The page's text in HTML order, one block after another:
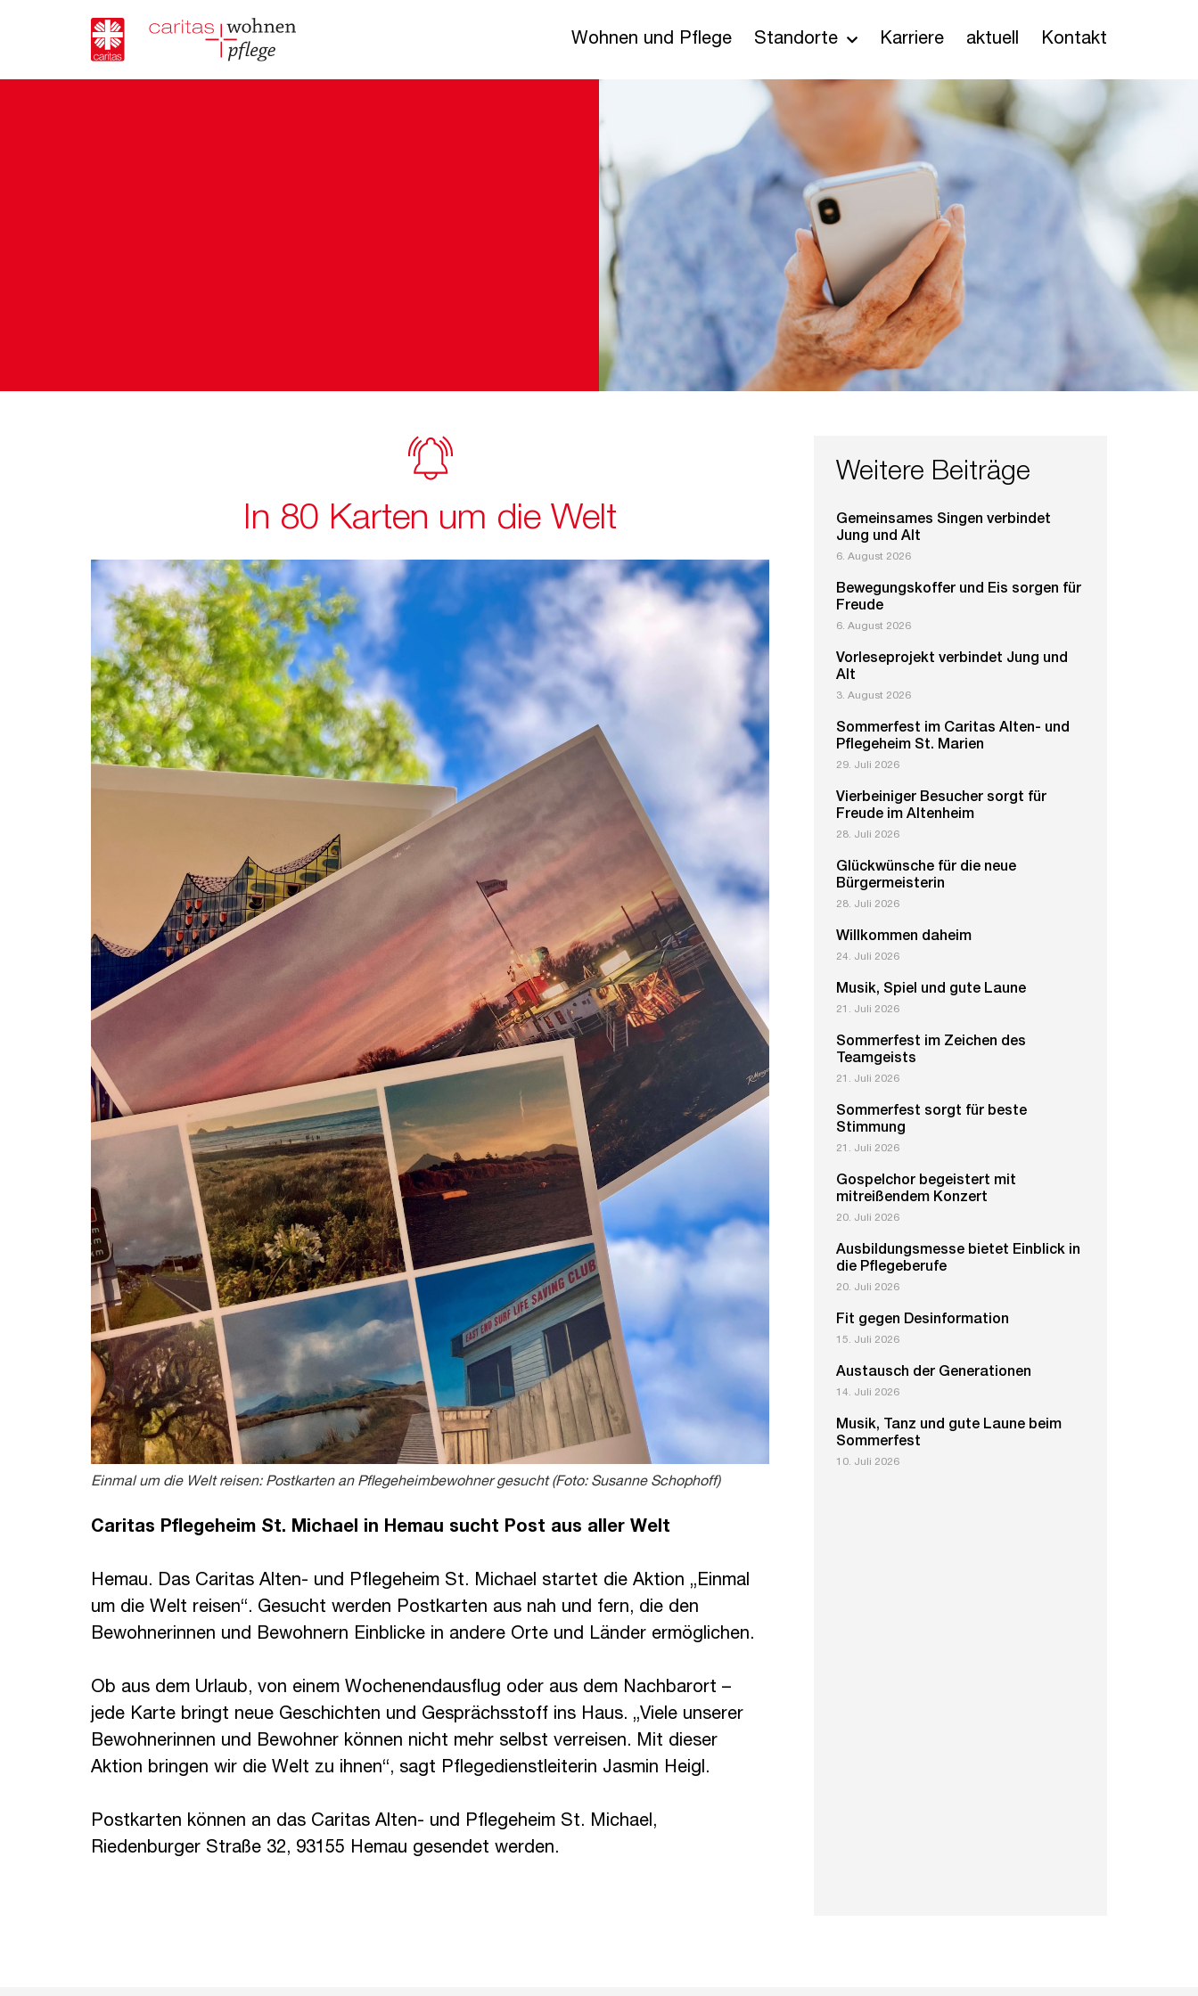
Wohnen und Pflege Standorte Karriere aktuell Kontakt
In 80 Karten um die Welt
Einmal um die Welt reisen: Postkarten an Pflegeheimbewohner gesucht (Foto: Susanne Schophoff)
Caritas Pflegeheim St. Michael in Hemau sucht Post aus aller Welt
Hemau. Das Caritas Alten- und Pflegeheim St. Michael startet die Aktion „Einmal
um die Welt reisen“. Gesucht werden Postkarten aus nah und fern, die den
Bewohnerinnen und Bewohnern Einblicke in andere Orte und Länder ermöglichen.
Ob aus dem Urlaub, von einem Wochenendausflug oder aus dem Nachbarort –
jede Karte bringt neue Geschichten und Gesprächsstoff ins Haus. „Viele unserer
Bewohnerinnen und Bewohner können nicht mehr selbst verreisen. Mit dieser
Aktion bringen wir die Welt zu ihnen“, sagt Pflegedienstleiterin Jasmin Heigl.
Postkarten können an das Caritas Alten- und Pflegeheim St. Michael,
Riedenburger Straße 32, 93155 Hemau gesendet werden.
Weitere Beiträge
Gemeinsames Singen verbindet
Jung und Alt
6. August 2026
Bewegungskoffer und Eis sorgen für
Freude
6. August 2026
Vorleseprojekt verbindet Jung und
Alt
3. August 2026
Sommerfest im Caritas Alten- und
Pflegeheim St. Marien
29. Juli 2026
Vierbeiniger Besucher sorgt für
Freude im Altenheim
28. Juli 2026
Glückwünsche für die neue
Bürgermeisterin
28. Juli 2026
Willkommen daheim
24. Juli 2026
Musik, Spiel und gute Laune
21. Juli 2026
Sommerfest im Zeichen des
Teamgeists
21. Juli 2026
Sommerfest sorgt für beste
Stimmung
21. Juli 2026
Gospelchor begeistert mit
mitreißendem Konzert
20. Juli 2026
Ausbildungsmesse bietet Einblick in
die Pflegeberufe
20. Juli 2026
Fit gegen Desinformation
15. Juli 2026
Austausch der Generationen
14. Juli 2026
Musik, Tanz und gute Laune beim
Sommerfest
10. Juli 2026